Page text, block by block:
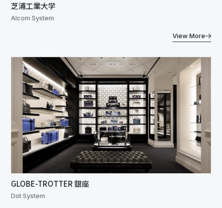
芝浦工業大学
Alcom System
View More
GLOBE-TROTTER 銀座
Dot System